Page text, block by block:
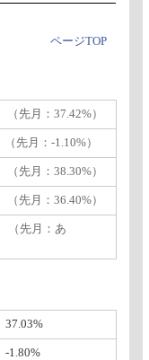
ページTOP
（先月：37.42%）
（先月：-1.10%）
（先月：38.30%）
（先月：36.40%）
（先月：あ
37.03%
-1.80%